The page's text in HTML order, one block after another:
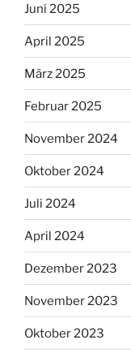
Juni 2025
April 2025
März 2025
Februar 2025
November 2024
Oktober 2024
Juli 2024
April 2024
Dezember 2023
November 2023
Oktober 2023